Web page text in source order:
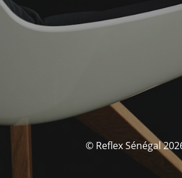
© Reflex Sénégal